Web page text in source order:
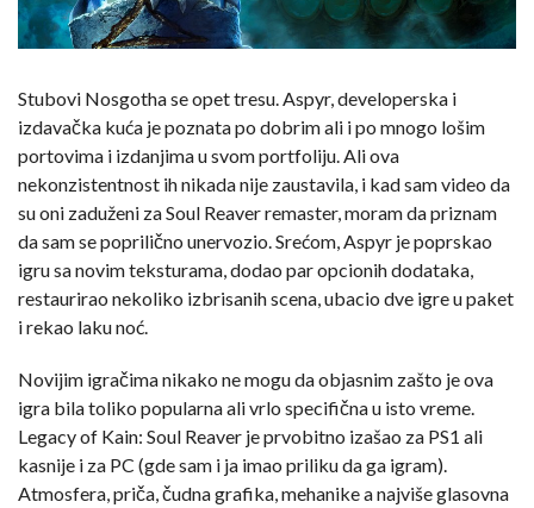
Stubovi Nosgotha se opet tresu. Aspyr, developerska i
izdavačka kuća je poznata po dobrim ali i po mnogo lošim
portovima i izdanjima u svom portfoliju. Ali ova
nekonzistentnost ih nikada nije zaustavila, i kad sam video da
su oni zaduženi za Soul Reaver remaster, moram da priznam
da sam se poprilično unervozio. Srećom, Aspyr je poprskao
igru sa novim teksturama, dodao par opcionih dodataka,
restaurirao nekoliko izbrisanih scena, ubacio dve igre u paket
i rekao laku noć.
Novijim igračima nikako ne mogu da objasnim zašto je ova
igra bila toliko popularna ali vrlo specifična u isto vreme.
Legacy of Kain: Soul Reaver je prvobitno izašao za PS1 ali
kasnije i za PC (gde sam i ja imao priliku da ga igram).
Atmosfera, priča, čudna grafika, mehanike a najviše glasovna